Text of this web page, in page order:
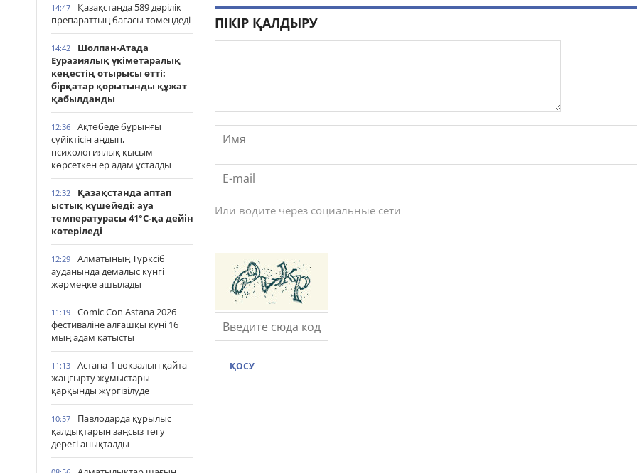
14:47
Қазақстанда 589 дәрілік
препараттың бағасы төмендеді
14:42
Шолпан-Атада
Еуразиялық үкіметаралық
кеңестің отырысы өтті:
бірқатар қорытынды құжат
қабылданды
12:36
Ақтөбеде бұрынғы
сүйіктісін аңдып,
психологиялық қысым
көрсеткен ер адам ұсталды
12:32
Қазақстанда аптап
ыстық күшейеді: ауа
температурасы 41°С-қа дейін
көтеріледі
12:29
Алматының Түрксіб
ауданында демалыс күнгі
жәрмеңке ашылады
11:19
Comic Con Astana 2026
фестиваліне алғашқы күні 16
мың адам қатысты
11:13
Астана-1 вокзалын қайта
жаңғырту жұмыстары
қарқынды жүргізілуде
10:57
Павлодарда құрылыс
қалдықтарын заңсыз төгу
дерегі анықталды
ПІКІР ҚАЛДЫРУ
Или водите через социальные сети
ҚОСУ